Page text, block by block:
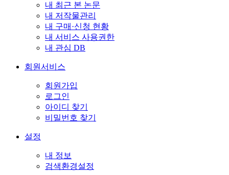
내 최근 본 논문
내 저작물관리
내 구매·신청 현황
내 서비스 사용권한
내 관심 DB
회원서비스
회원가입
로그인
아이디 찾기
비밀번호 찾기
설정
내 정보
검색환경설정